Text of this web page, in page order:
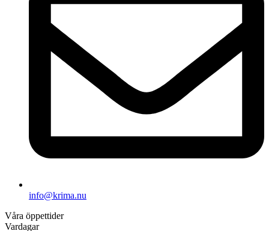
info@krima.nu
Våra öppettider
Vardagar